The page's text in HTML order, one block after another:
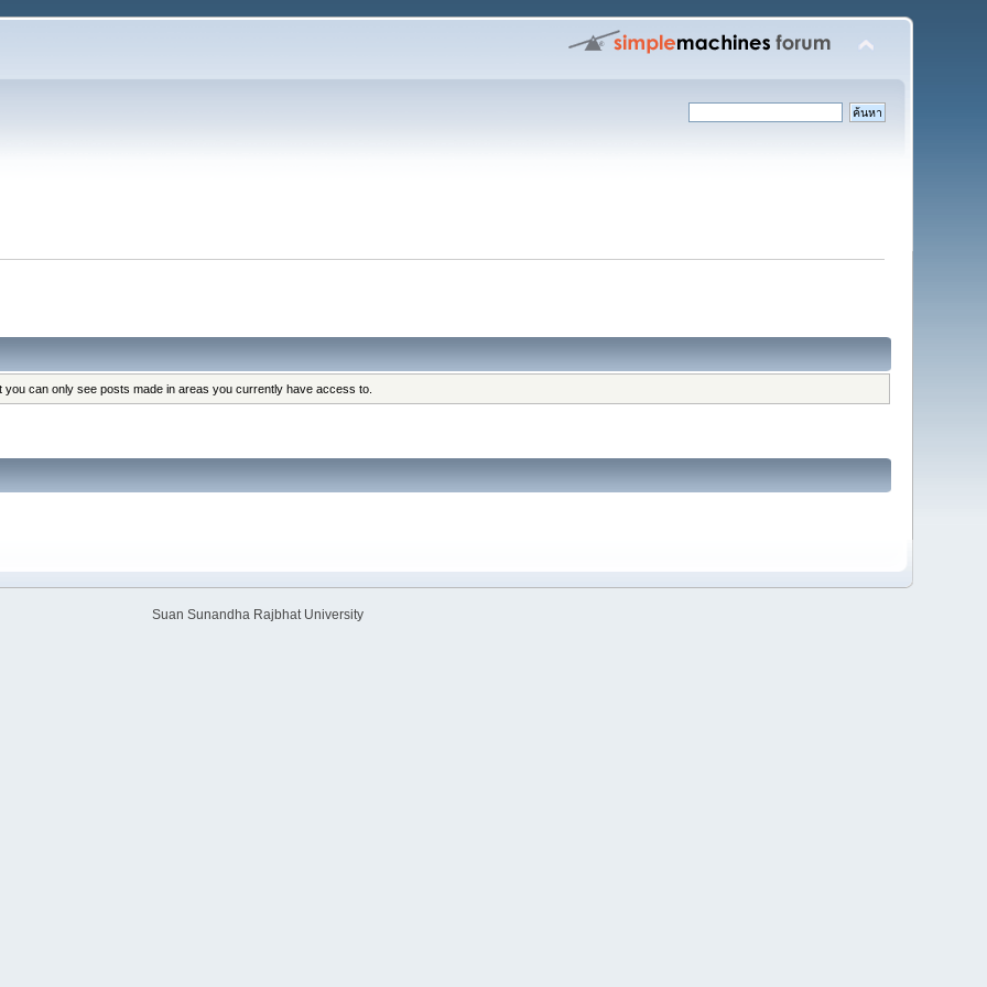
can only see posts made in areas you currently have access to.
Suan Sunandha Rajbhat University